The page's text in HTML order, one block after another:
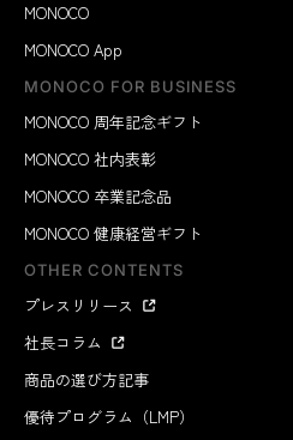
MONOCO
MONOCO App
MONOCO FOR BUSINESS
MONOCO 周年記念ギフト
MONOCO 社内表彰
MONOCO 卒業記念品
MONOCO 健康経営ギフト
OTHER CONTENTS
プレスリリース
社長コラム
商品の選び方記事
優待プログラム（LMP）